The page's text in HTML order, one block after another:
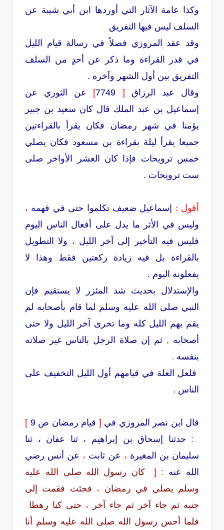
وكذا عامة الآثار التي أوردها ابن أبي شيبة عن
السلف ليس فيها التفريق
وقد عقد المروزي فصلاً في رسالة قيام الليل
في قدر القراءة وما ذكر عن أحدٍ من السلف
التفريق بين أول الشهر وآخره .
وقال عبد الرزاق [
7749
]
عن الثوري عن
إسماعيل بن عبد الملك قال كان سعيد بن جبير
يؤمنا في شهر رمضان فكان يقرأ بالقراءتين
جميعا يقرأ ليلة بقراءة بن مسعود فكان يصلي
خمس ترويحات فإذا كان العشر الأواخر صلى
ست ترويحات .
أقول : إسماعيل ضعيف تكلموا حتى في فهمه ،
وليس في الأثر ما يدل على أفعال الناس اليوم
فليس فيه التأخير إلى آخر الليل ، ولا التطويل
بالقراءة بل فيه زيادة ركعتين فقط وهذا لا
يفعلونه اليوم .
والإستدلال بحديث شد المئزر لا يستقيم فإن
النبي صلى الله عليه وسلم لما قام بأصحابه لم
يقم بهم الليل كله وما تحرى آخر الليل ولا حتى
أصحابه , ثم إن صلاة الرجل بالناس غير صلاته
بنفسه .
فلعل العلة في قيامهم أول الليل التخفيف على
الناس .
قال ابن نصر المروزي في [ قيام رمضان ص 9
]
: حدثنا إسحاق بن إبراهيم ، ثنا عفان ، ثنا
سليمان بن المغيرة ، عن ثابت ، عن أنس رضي
الله عنه :
[
كان رسول الله صلى الله عليه
وسلم يصلي في رمضان ، فجئت فقمت إلى
جنبه ثم جاء آخر ثم جاء آخر ، حتى كنا رهطا
فلما أحس رسول الله صلى الله عليه وسلم أنا